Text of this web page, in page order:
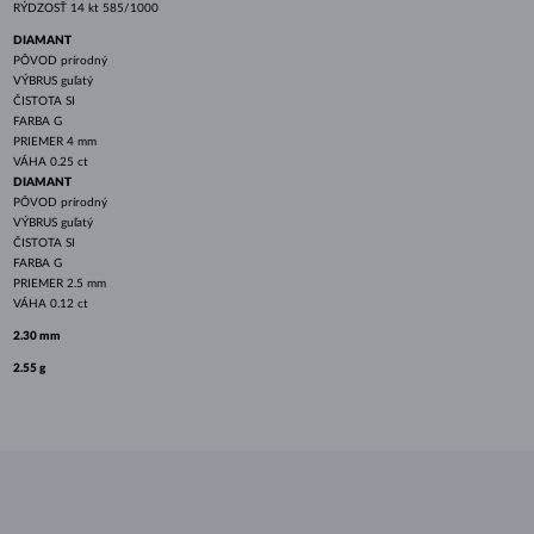
RÝDZOSŤ 14 kt 585/1000
DIAMANT
PÔVOD prírodný
VÝBRUS guľatý
ČISTOTA SI
FARBA G
PRIEMER 4 mm
VÁHA 0.25 ct
DIAMANT
PÔVOD prírodný
VÝBRUS guľatý
ČISTOTA SI
FARBA G
PRIEMER 2.5 mm
VÁHA 0.12 ct
2.30 mm
2.55 g